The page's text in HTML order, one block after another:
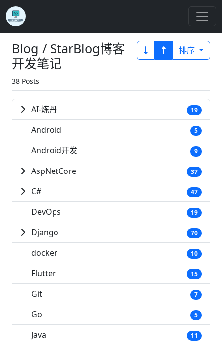
Blog / StarBlog博客
开发笔记
38 Posts
排序
AI-炼丹 19
Android 5
Android开发 9
AspNetCore 37
C# 47
DevOps 19
Django 70
docker 10
Flutter 15
Git 7
Go 5
Java 11